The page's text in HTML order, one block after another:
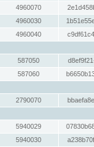
4960070
4960030
4960040
587050
587060
2790070
5940029
5940030